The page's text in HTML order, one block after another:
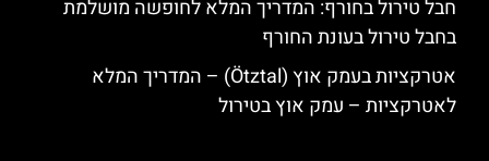
חבל טירול בחורף: המדריך המלא לחופשה מושלמת
בחבל טירול בעונת החורף
אטרקציות בעמק אוץ (Ötztal) – המדריך המלא
לאטרקציות – עמק אוץ בטירול